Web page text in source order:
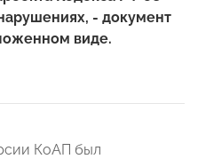
- документ
виде.
КоАП был